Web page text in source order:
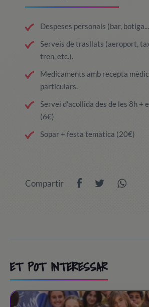
Despeses personals (bar,
Serveis de trasllats (aeroport,
tren, etc.).
Medicaments amb recepta
particulars.
Servei d'acollida des de les 8h +
(6€)
Sopar + festa temàtica (20€)
Compartir
ET POT INTERESSAR